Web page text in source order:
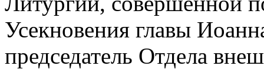
Усекновения главы
председатель Отдела